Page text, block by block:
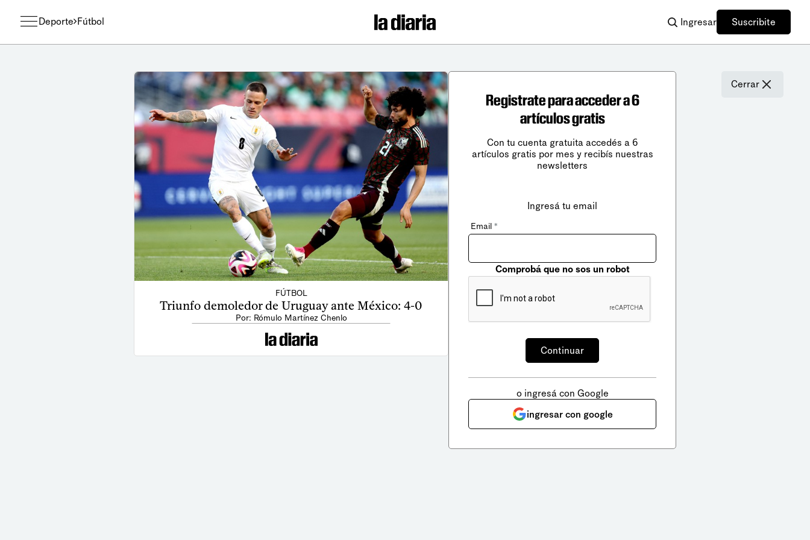
Deporte Fútbol Ingresar Suscribite
FÚTBOL
Triunfo demoledor de Uruguay ante México: 4-0
Por: Rómulo Martínez Chenlo
Cerrar
Registrate para acceder a 6
artículos gratis
Con tu cuenta gratuita accedés a 6
artículos gratis por mes y recibís nuestras
newsletters
Ingresá tu email
Email *
Comprobá que no sos un robot
o ingresá con Google
ingresar con google